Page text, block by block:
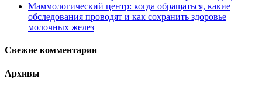
Маммологический центр: когда обращаться, какие
обследования проводят и как сохранить здоровье
молочных желез
Свежие комментарии
Архивы